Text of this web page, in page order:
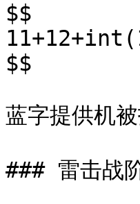
$$
$$
蓝字提供机
### 雷击战